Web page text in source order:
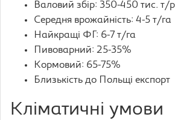
Валовий збір: 350-450 тис. т/
Середня врожайність: 4-5 т/га
Найкращі ФГ: 6-7 т/га
Пивоварний: 25-35%
Кормовий: 65-75%
Близькість до Польщі експорт
Кліматичні умови